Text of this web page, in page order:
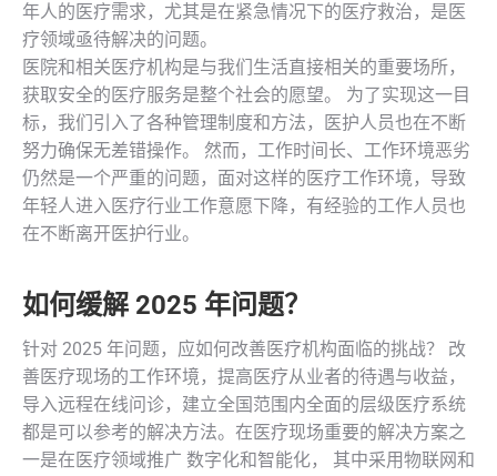
年人的医疗需求，尤其是在紧急情况下的医疗救治，是医
疗领域亟待解决的问题。
医院和相关医疗机构是与我们生活直接相关的重要场所，
获取安全的医疗服务是整个社会的愿望。 为了实现这一目
标，我们引入了各种管理制度和方法，医护人员也在不断
努力确保无差错操作。 然而，工作时间长、工作环境恶劣
仍然是一个严重的问题，面对这样的医疗工作环境，导致
年轻人进入医疗行业工作意愿下降，有经验的工作人员也
在不断离开医护行业。
如何缓解 2025 年问题？
针对 2025 年问题，应如何改善医疗机构面临的挑战？ 改
善医疗现场的工作环境，提高医疗从业者的待遇与收益，
导入远程在线问诊，建立全国范围内全面的层级医疗系统
都是可以参考的解决方法。在医疗现场重要的解决方案之
一是在医疗领域推广 数字化和智能化， 其中采用物联网和